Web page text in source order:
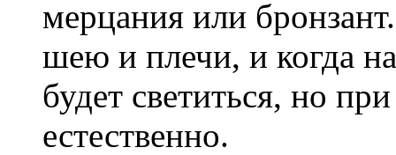
мерцания или
шею и плечи, и когда на
будет светиться, но
естественно.